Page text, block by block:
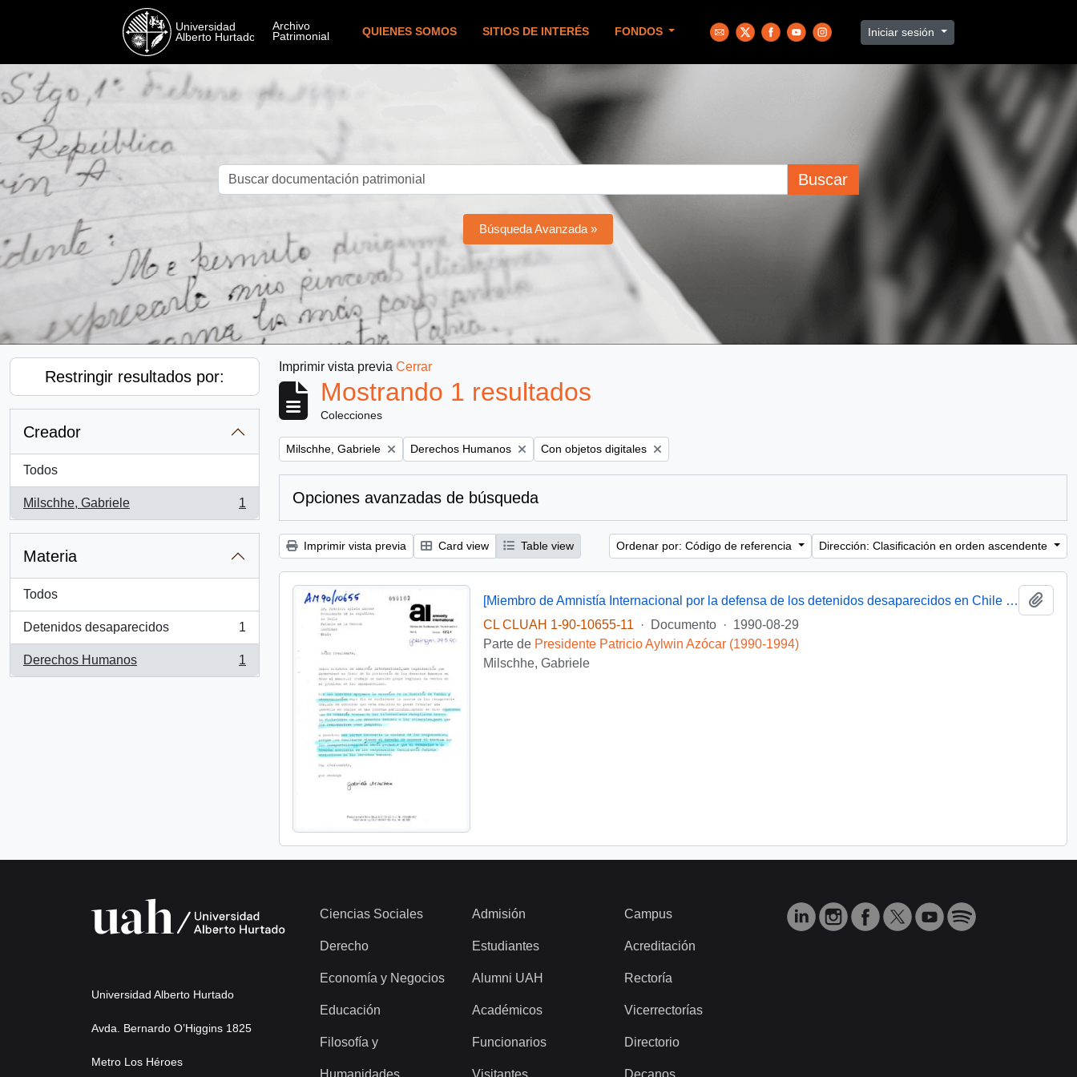
QUIENES SOMOS SITIOS DE INTERÉS FONDOS Iniciar sesión
Buscar
Búsqueda Avanzada »
Restringir resultados por:
Creador
Todos
Milschhe, Gabriele
, 1 resultados
1
Materia
Todos
Detenidos desaparecidos
, 1 resultados
1
Derechos Humanos
, 1 resultados
1
Imprimir vista previa Cerrar
Mostrando 1 resultados
Colecciones
Remove filter:
Milschhe, Gabriele Remove filter:
Derechos Humanos Remove filter:
Con objetos digitales
Opciones avanzadas de búsqueda
Imprimir vista previa Card view Table view Ordenar por: Código de referencia Dirección: Clasificación en orden ascendente
[Miembro de Amnistía Internacional por la defensa de los detenidos desaparecidos en Chile felicita por la creación de la Comisión de de Verdad y Reconciliación]
CL CLUAH 1-90-10655-11
· Documento · 1990-08-29
Parte de Presidente Patricio Aylwin Azócar (1990-1994)
Milschhe, Gabriele
Universidad Alberto Hurtado
Avda. Bernardo O’Higgins 1825
Metro Los Héroes
Ciencias Sociales
Derecho
Economía y Negocios
Educación
Filosofía y
Humanidades
Admisión
Estudiantes
Alumni UAH
Académicos
Funcionarios
Visitantes
Campus
Acreditación
Rectoría
Vicerrectorías
Directorio
Decanos